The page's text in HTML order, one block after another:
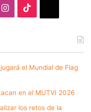
Instagram
el Mundial de Flag
en el MUTVI 2026
los retos de la